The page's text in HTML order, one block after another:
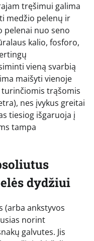
tręšimui galima
medžio pelenų ir
pelenai nuo seno
kalio, fosforo,
vieną svarbią
maišyti vienoje
trąšomis
nes įvykus greitai
tiesiog išgaruoja į
tampa
dydžiui
(arba ankstyvos
norint
galvutes. Jis